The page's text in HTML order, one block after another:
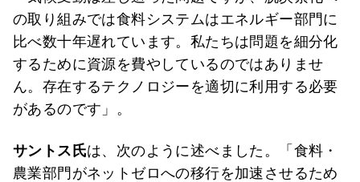
の取り組みでは食料システムはエネルギー部門に
比べ数十年遅れています。私たちは問題を細分化
するために資源を費やしているのではありませ
ん。存在するテクノロジーを適切に利用する必要
があるのです」。
サントス氏は、次のように述べました。「食料・
農業部門がネットゼロへの移行を加速させるため